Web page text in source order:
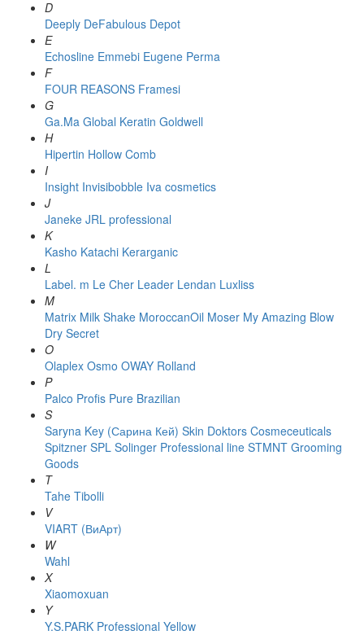
D
Deeply DeFabulous Depot
E
Echosline Emmebi Eugene Perma
F
FOUR REASONS Framesi
G
Ga.Ma Global Keratin Goldwell
H
Hipertin Hollow Comb
I
Insight Invisibobble Iva cosmetics
J
Janeke JRL professional
K
Kasho Katachi Kerarganic
L
Label. m Le Cher Leader Lendan Luxliss
M
Matrix Milk Shake MoroccanOil Moser My Amazing Blow
Dry Secret
O
Olaplex Osmo OWAY Rolland
P
Palco Profis Pure Brazilian
S
Saryna Key (Сарина Кей) Skin Doktors Cosmeceuticals
Spitzner SPL Solinger Professional line STMNT Grooming
Goods
T
Tahe Tibolli
V
VIART (ВиАрт)
W
Wahl
X
Xiaomoxuan
Y
Y.S.PARK Professional Yellow